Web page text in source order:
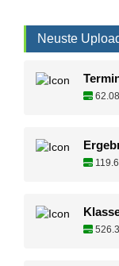
Neuste